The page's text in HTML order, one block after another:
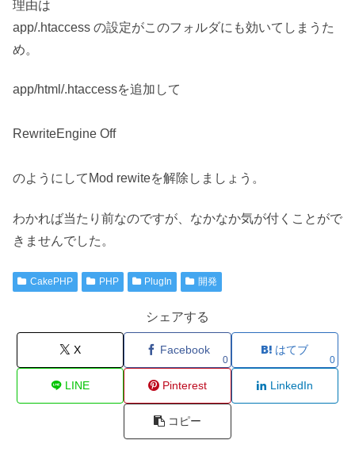
理由は
app/.htaccess の設定がこのフォルダにも効いてしまうた
め。
app/html/.htaccessを追加して
RewriteEngine Off
のようにしてMod rewiteを解除しましょう。
わかれば当たり前なのですが、なかなか気が付くことがで
きませんでした。
CakePHP PHP PlugIn 開発
シェアする
X Facebook
0
はてブ
0
LINE Pinterest LinkedIn
コピー